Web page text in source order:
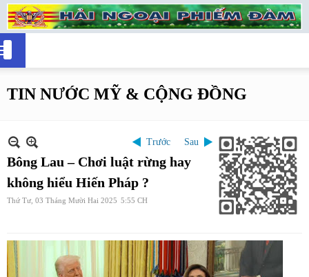
TIN NƯỚC MỸ & CỘNG ĐỒNG
Trước Sau
Bông Lau – Chơi luật rừng hay
không hiểu Hiến Pháp ?
Thứ Tư, 03 Tháng Mười Hai 2025 5:55 CH